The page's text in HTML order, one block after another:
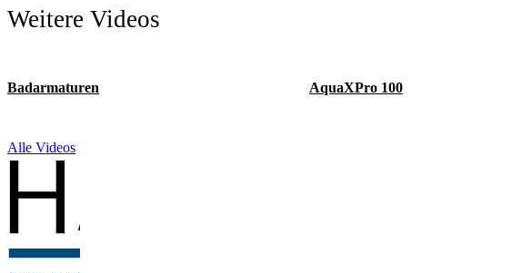
Weitere Videos
Badarmaturen AquaXPro 100
Alle Videos